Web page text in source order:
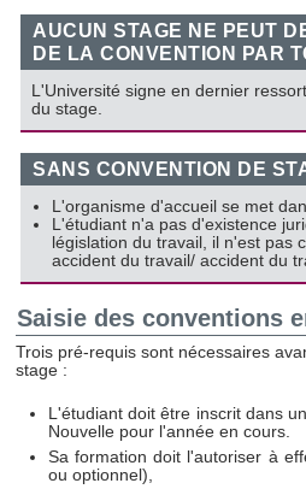
AUCUN STAGE NE PEUT
DE LA CONVENTION PAR
L'Université signe en dernier
du stage.
SANS CONVENTION DE
L'organisme d'accueil se met
L'étudiant n'a pas d'existence
législation du travail, il n'est pas
accident du travail/ accident du
Saisie des conventions
Trois pré-requis sont nécessaires
stage :
L'étudiant doit être inscrit dans
Nouvelle pour l'année en cours.
Sa formation doit l'autoriser à
ou optionnel),